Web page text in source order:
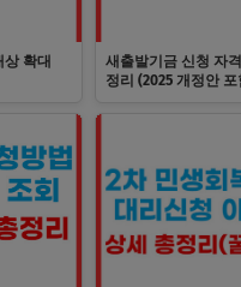
상 확대
새출발기금 신청 자
정리 (2025 개정안 포